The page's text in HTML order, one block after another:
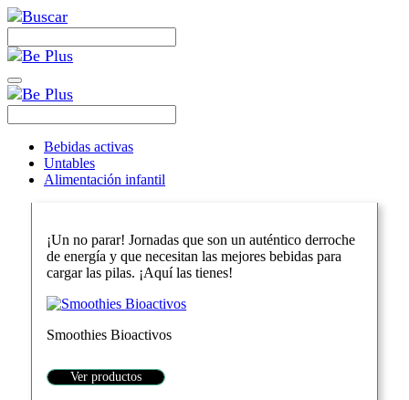
Bebidas activas
Untables
Alimentación infantil
¡Un no parar! Jornadas que son un auténtico derroche
de energía y que necesitan las mejores bebidas para
cargar las pilas. ¡Aquí las tienes!
Smoothies Bioactivos
Ver productos